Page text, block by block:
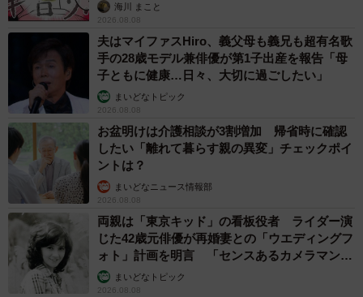
海川 まこと
2026.08.08
夫はマイファスHiro、義父母も義兄も超有名歌
手の28歳モデル兼俳優が第1子出産を報告「母
子ともに健康…日々、大切に過ごしたい」
まいどなトピック
2026.08.08
お盆明けは介護相談が3割増加 帰省時に確認
したい「離れて暮らす親の異変」チェックポイ
ントは？
まいどなニュース情報部
2026.08.08
両親は「東京キッド」の看板役者 ライダー演
じた42歳元俳優が再婚妻との「ウエディングフ
ォト」計画を明言 「センスあるカメラマン求
む」まいどなトピック
2026.08.08